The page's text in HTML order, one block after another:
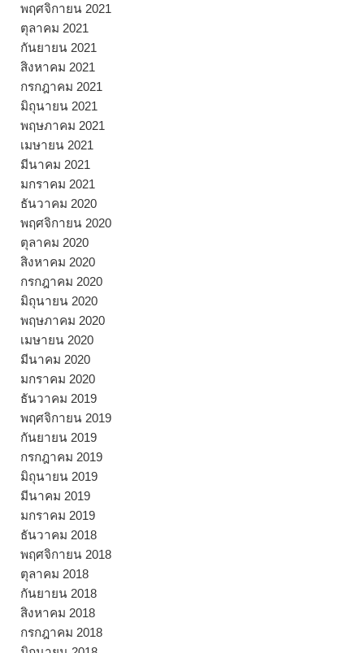
พฤศจิกายน 2021
ตุลาคม 2021
กันยายน 2021
สิงหาคม 2021
กรกฎาคม 2021
มิถุนายน 2021
พฤษภาคม 2021
เมษายน 2021
มีนาคม 2021
มกราคม 2021
ธันวาคม 2020
พฤศจิกายน 2020
ตุลาคม 2020
สิงหาคม 2020
กรกฎาคม 2020
มิถุนายน 2020
พฤษภาคม 2020
เมษายน 2020
มีนาคม 2020
มกราคม 2020
ธันวาคม 2019
พฤศจิกายน 2019
กันยายน 2019
กรกฎาคม 2019
มิถุนายน 2019
มีนาคม 2019
มกราคม 2019
ธันวาคม 2018
พฤศจิกายน 2018
ตุลาคม 2018
กันยายน 2018
สิงหาคม 2018
กรกฎาคม 2018